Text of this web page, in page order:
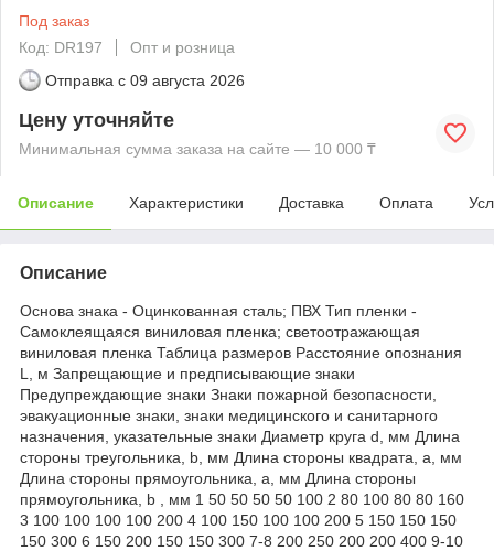
Под заказ
Код: DR197
Опт и розница
Отправка с 09 августа 2026
Цену уточняйте
Минимальная сумма заказа на сайте — 10 000 ₸
Описание Характеристики Доставка Оплата
Описание
Основа знака - Оцинкованная сталь; ПВХ Тип пленки -
Самоклеящаяся виниловая пленка; светоотражающая
виниловая пленка Таблица размеров Расстояние опознания
L, м Запрещающие и предписывающие знаки
Предупреждающие знаки Знаки пожарной безопасности,
эвакуационные знаки, знаки медицинского и санитарного
назначения, указательные знаки Диаметр круга d, мм Длина
стороны треугольника, b, мм Длина стороны квадрата, а, мм
Длина стороны прямоугольника, а, мм Длина стороны
прямоугольника, b , мм 1 50 50 50 50 100 2 80 100 80 80 160
3 100 100 100 100 200 4 100 150 100 100 200 5 150 150 150
150 300 6 150 200 150 150 300 7-8 200 250 200 200 400 9-10